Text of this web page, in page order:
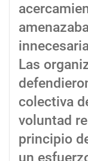
Las
colectiva
voluntad
principio